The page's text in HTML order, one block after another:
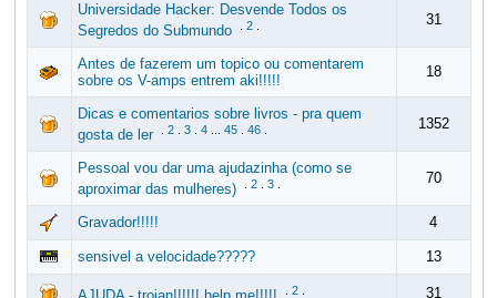
Universidade Hacker: Desvende Todos os
Segredos do Submundo
2. 31
Antes de fazerem um topico ou comentarem
sobre os V-amps entrem aki!!!!!
18
Dicas e comentarios sobre livros - pra quem
gosta de ler
2. 3. 4... 45. 46. 1352
Pessoal vou dar uma ajudazinha (como se
aproximar das mulheres)
2. 3. 70
Gravador!!!!! 4
sensivel a velocidade????? 13
2. 31